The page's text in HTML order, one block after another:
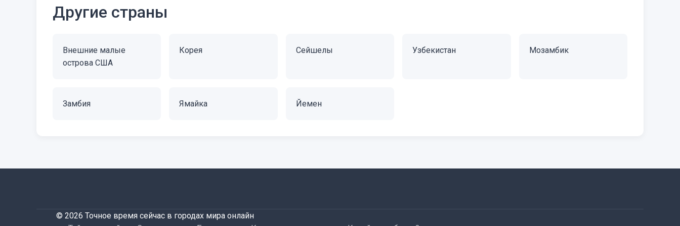
Другие страны
Внешние малые
острова США
Корея Сейшелы Узбекистан Мозамбик
Замбия Ямайка Йемен
© 2026 Точное время сейчас в городах мира онлайн